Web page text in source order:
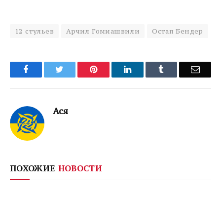
12 стульев Арчил Гомиашвили Остап Бендер
Facebook Pinterest LinkedIn Email
Ася
ПОХОЖИЕ НОВОСТИ